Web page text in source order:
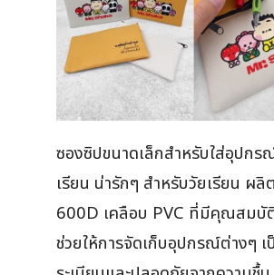
ซองซิปขนาดเล็กสำหรับใส่อุปกร
เรียน น่ารักๆ สำหรับวัยเรียน ผลิ
600D เคลือบ PVC ที่มีคุณสมบั
ช่วยให้การจัดเก็บอุปกรณ์ต่างๆ เ